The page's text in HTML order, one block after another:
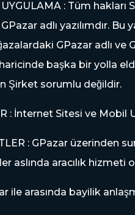
: Tüm hakları
GPazar adlı yazılımdır.
GPazar adlı ve
başka bir yolla
Şirket sorumlu değildir.
: İnternet Sitesi ve Mobil
: GPazar üzerinden
aslında aracılık hizmeti
ile arasında bayilik